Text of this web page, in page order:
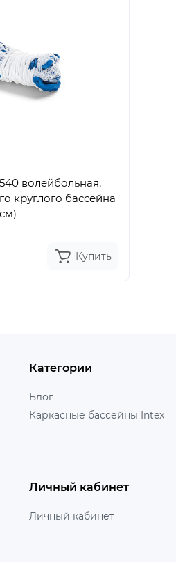
волейбольная,
круглого бассейна
Купить
Категории
Блог
Каркасные бассейны Intex
Личный кабинет
Личный кабинет